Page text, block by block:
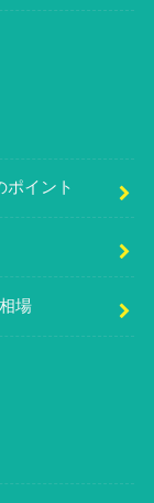
ポイント
場